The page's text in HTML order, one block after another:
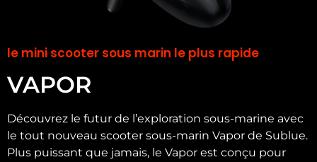
le mini scooter sous marin le plus rapide
VAPOR
Découvrez le futur de l’exploration sous-marine avec
le tout nouveau scooter sous-marin Vapor de Sublue.
Plus puissant que jamais, le Vapor est conçu pour